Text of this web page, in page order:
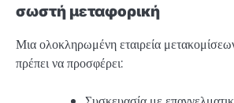
σωστή μεταφορική
Μια ολοκληρωμένη εταιρεία
πρέπει να προσφέρει: